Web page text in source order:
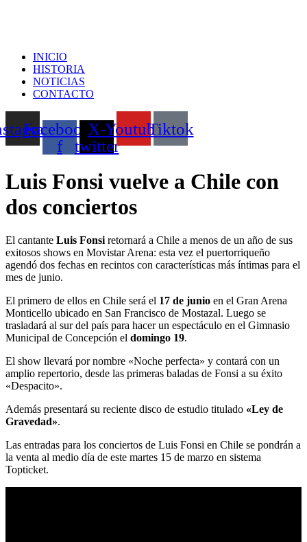
INICIO
HISTORIA
NOTICIAS
CONTACTO
Facebook-
f
X-
twitter
YoutubeTiktok
Luis Fonsi vuelve a Chile con
dos conciertos
El cantante Luis Fonsi retornará a Chile a menos de un año de sus
exitosos shows en Movistar Arena: esta vez el puertorriqueño
agendó dos fechas en recintos con características más íntimas para el
mes de junio.
El primero de ellos en Chile será el 17 de junio en el Gran Arena
Monticello ubicado en San Francisco de Mostazal. Luego se
trasladará al sur del país para hacer un espectáculo en el Gimnasio
Municipal de Concepción el domingo 19.
El show llevará por nombre «Noche perfecta» y contará con un
amplio repertorio, desde las primeras baladas de Fonsi a su éxito
«Despacito».
Además presentará su reciente disco de estudio titulado «Ley de
Gravedad».
Las entradas para los conciertos de Luis Fonsi en Chile se pondrán a
la venta al medio día de este martes 15 de marzo en sistema
Topticket.